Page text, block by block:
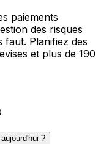
paiements
des risques
Planifiez des
et plus de 190
?